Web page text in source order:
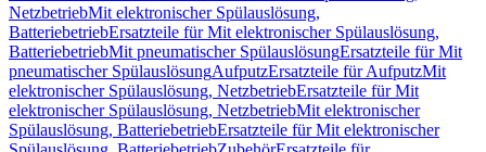
NetzbetriebMit elektronischer Spülauslösung,
BatteriebetriebErsatzteile für Mit elektronischer Spülauslösung,
BatteriebetriebMit pneumatischer SpülauslösungErsatzteile für Mit
pneumatischer SpülauslösungAufputzErsatzteile für AufputzMit
elektronischer Spülauslösung, NetzbetriebErsatzteile für Mit
elektronischer Spülauslösung, NetzbetriebMit elektronischer
Spülauslösung, BatteriebetriebErsatzteile für Mit elektronischer